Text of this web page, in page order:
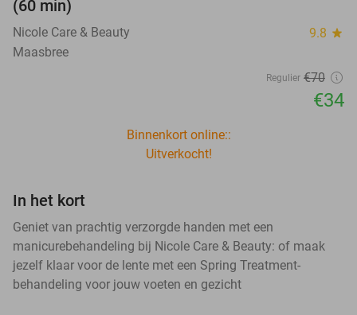
(60 min)
Nicole Care & Beauty 9.8 star
Maasbree
Regulier €70
€34
Binnenkort online::
Uitverkocht!
In het kort
Geniet van prachtig verzorgde handen met een
manicurebehandeling bij Nicole Care & Beauty: of maak
jezelf klaar voor de lente met een Spring Treatment-
behandeling voor jouw voeten en gezicht